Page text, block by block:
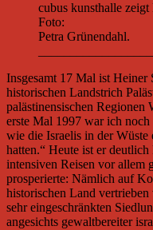
cubus kunsthalle
Foto:
Petra Grünendahl.
Insgesamt 17 Mal ist
historischen Landstrich
palästinensischen Regionen
erste Mal 1997 war ich
wie die Israelis in der Wüste
hatten.“ Heute ist er
intensiven Reisen vor allem
prosperierte: Nämlich auf
historischen Land
sehr eingeschränkten
angesichts gewaltbereiter